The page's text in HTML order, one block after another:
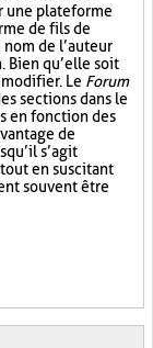
une plateforme
de fils de
de l’auteur
Bien qu’elle soit
Le Forum
sections dans le
en fonction des
de
s’agit
en suscitant
souvent être